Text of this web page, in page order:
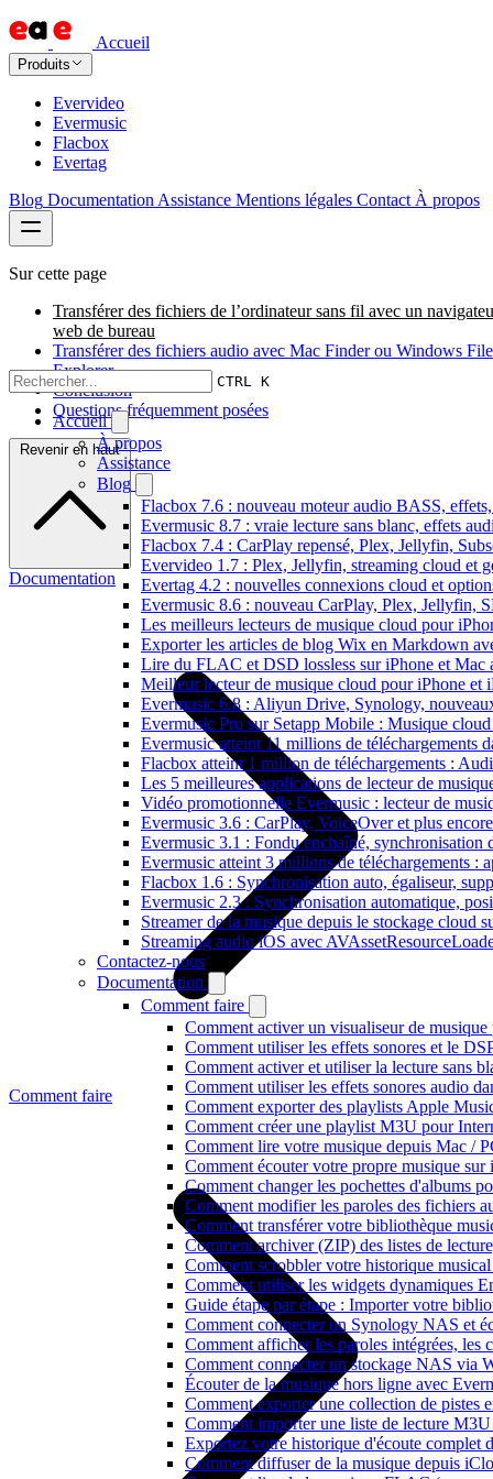
Accueil
Produits
Evervideo
Evermusic
Flacbox
Evertag
Blog Documentation Assistance Mentions légales Contact À propos
CTRL K
Accueil
À propos
Assistance
Blog
Flacbox 7.6 : nouveau moteur audio BASS,
Evermusic 8.7 : vraie lecture sans blanc, effets
Flacbox 7.4 : CarPlay repensé, Plex, Jellyfin,
Evervideo 1.7 : Plex, Jellyfin, streaming cloud et
Evertag 4.2 : nouvelles connexions cloud et
Evermusic 8.6 : nouveau CarPlay, Plex, Jellyfin,
Les meilleurs lecteurs de musique cloud pour
Exporter les articles de blog Wix en Markdown
Lire du FLAC et DSD lossless sur iPhone et Mac
Meilleur lecteur de musique cloud pour iPhone et
Evermusic 6.8 : Aliyun Drive, Synology,
Evermusic Pro sur Setapp Mobile : Musique
Evermusic atteint 11 millions de téléchargements
Flacbox atteint 1 million de téléchargements :
Les 5 meilleures applications de lecteur de
Vidéo promotionnelle Evermusic : lecteur de
Evermusic 3.6 : CarPlay, VoiceOver et plus encore
Evermusic 3.1 : Fondu enchaîné, synchronisation
Evermusic atteint 3 millions de téléchargements :
Flacbox 1.6 : Synchronisation auto, égaliseur,
Evermusic 2.3 : Synchronisation automatique,
Streamer de la musique depuis le stockage cloud
Streaming audio iOS avec
Contactez-nous
Documentation
Comment faire
Comment activer un visualiseur de
Comment utiliser les effets sonores et le
Comment activer et utiliser la lecture sans
Comment utiliser les effets sonores audio
Comment exporter des playlists Apple
Comment créer une playlist M3U pour
Comment lire votre musique depuis Mac /
Comment écouter votre propre musique sur
Comment changer les pochettes d'albums
Comment modifier les paroles des fichiers
Comment transférer votre bibliothèque
Comment archiver (ZIP) des listes de
Comment scrobbler votre historique
Comment utiliser les widgets dynamiques
Guide étape par étape : Importer votre
Comment connecter un Synology NAS et
Comment afficher les paroles intégrées,
Comment connecter un stockage NAS via
Écouter de la musique hors ligne avec
Comment exporter une collection de
Comment importer une liste de lecture
Exportez votre historique d'écoute complet
Comment diffuser de la musique depuis
Sur cette page
Transférer des fichiers de l’ordinateur sans fil avec un
web de bureau
Transférer des fichiers audio avec Mac Finder ou Windows File
Explorer
Conclusion
Questions fréquemment posées
Revenir en haut
Documentation
Comment faire